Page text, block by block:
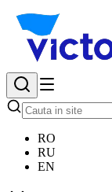
RO
RU
EN